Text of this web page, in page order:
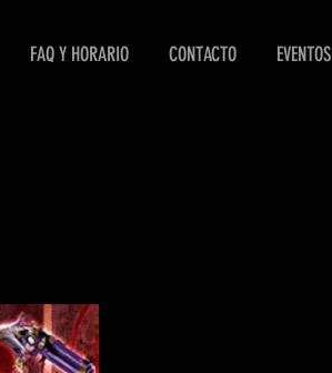
FAQ Y HORARIO CONTACTO EVENTOS